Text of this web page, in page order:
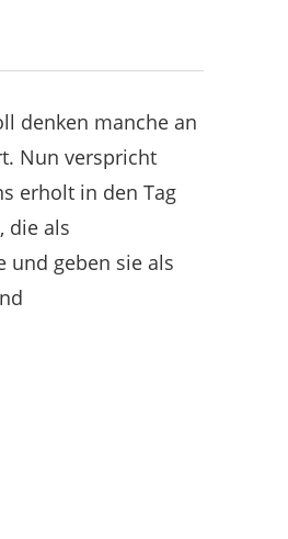
denken manche an
Nun verspricht
erholt in den Tag
die als
und geben sie als